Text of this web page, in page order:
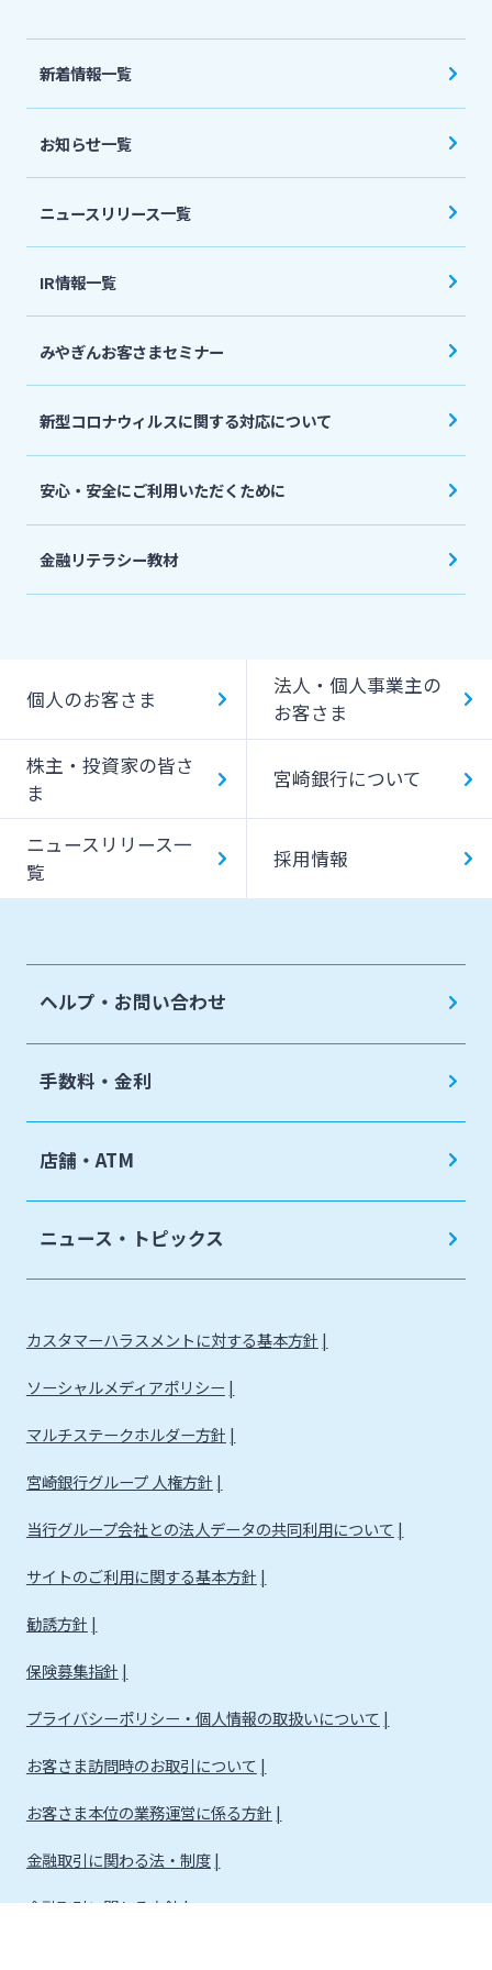
株主・投資家の皆さま
ニュースリリース一覧
採用情報
新着情報一覧
お知らせ一覧
ニュースリリース一覧
IR情報一覧
みやぎんお客さまセミナー
新型コロナウィルスに関する対応について
安心・安全にご利用いただくために
金融リテラシー教材
個人のお客さま
法人・個人事業主の
お客さま
株主・投資家の皆さ
ま
宮崎銀行について
ニュースリリース一
覧
採用情報
ヘルプ・お問い合わせ
手数料・金利
店舗・ATM
ニュース・トピックス
カスタマーハラスメントに対する基本方針
ソーシャルメディアポリシー
マルチステークホルダー方針
宮崎銀行グループ 人権方針
当行グループ会社との法人データの共同利用について
サイトのご利用に関する基本方針
勧誘方針
保険募集指針
プライバシーポリシー・個人情報の取扱いについて
お客さま訪問時のお取引について
お客さま本位の業務運営に係る方針
金融取引に関わる法・制度
金融取引に関わる方針